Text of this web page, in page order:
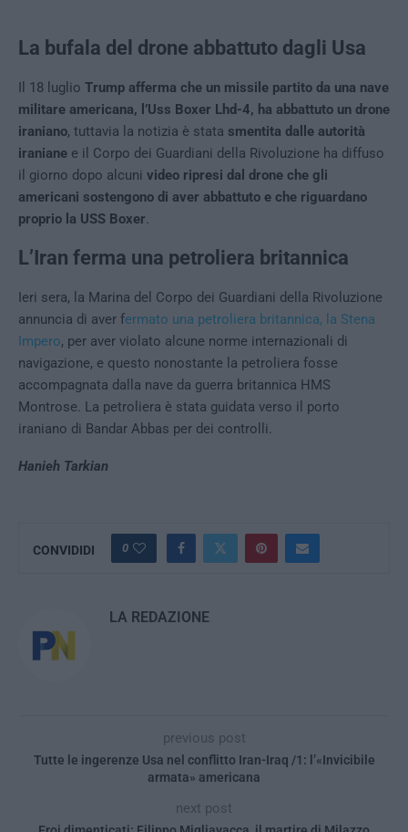
La bufala del drone abbattuto dagli Usa
Il 18 luglio Trump afferma che un missile partito da una nave
militare americana, l’Uss Boxer Lhd-4, ha abbattuto un drone
iraniano, tuttavia la notizia è stata smentita dalle autorità
iraniane e il Corpo dei Guardiani della Rivoluzione ha diffuso
il giorno dopo alcuni video ripresi dal drone che gli
americani sostengono di aver abbattuto e che riguardano
proprio la USS Boxer.
L’Iran ferma una petroliera britannica
Ieri sera, la Marina del Corpo dei Guardiani della Rivoluzione
annuncia di aver fermato una petroliera britannica, la Stena
Impero, per aver violato alcune norme internazionali di
navigazione, e questo nonostante la petroliera fosse
accompagnata dalla nave da guerra britannica HMS
Montrose. La petroliera è stata guidata verso il porto
iraniano di Bandar Abbas per dei controlli.
Hanieh Tarkian
CONVIDIDI 0
LA REDAZIONE
previous post
Tutte le ingerenze Usa nel conflitto Iran-Iraq /1: l’«Invicibile
armata» americana
next post